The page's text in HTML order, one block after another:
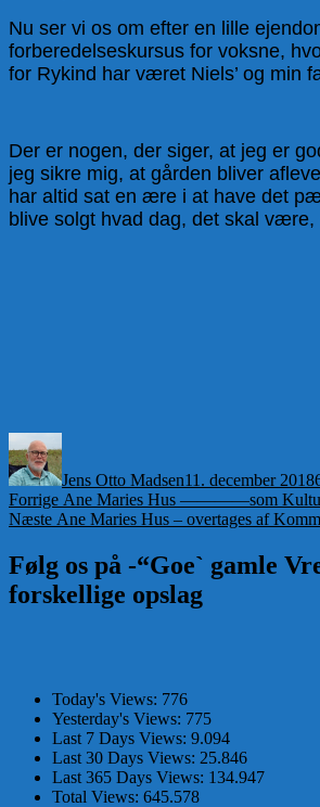
Nu ser vi os om efter en lille
forberedelseskursus for voksne,
for Rykind har været Niels’ og min
Der er nogen, der siger, at jeg er
jeg sikre mig, at gården bliver
har altid sat en ære i at have det
blive solgt hvad dag, det skal være,
Jens Otto Madsen11. december 2018
Indlægsnavigation
Forrige Forrige
indlæg:
Ane Maries Hus ————som
Næste Næste
Ane Maries Hus – overtages af
Følg os på -“Goe` gamle
forskellige opslag
Today's Views: 776
Yesterday's Views: 775
Last 7 Days Views: 9.094
Last 30 Days Views: 25.846
Last 365 Days Views: 134.947
Total Views: 645.578